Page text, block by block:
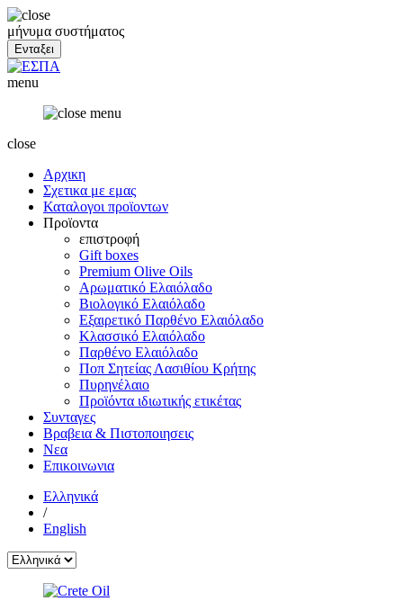
μήνυμα συστήματος
menu
close
Αρχικη
Σχετικα με εμας
Καταλογοι προϊοντων
Προϊοντα
επιστροφή
Gift boxes
Premium Olive Oils
Αρωματικό Ελαιόλαδο
Βιολογικό Ελαιόλαδο
Εξαιρετικό Παρθένο Ελαιόλαδο
Κλασσικό Ελαιόλαδο
Παρθένο Ελαιόλαδο
Ποπ Σητείας Λασιθίου Κρήτης
Πυρηνέλαιο
Προϊόντα ιδιωτικής ετικέτας
Συνταγες
Βραβεια & Πιστοποιησεις
Νεα
Επικοινωνια
Ελληνικά
/
English